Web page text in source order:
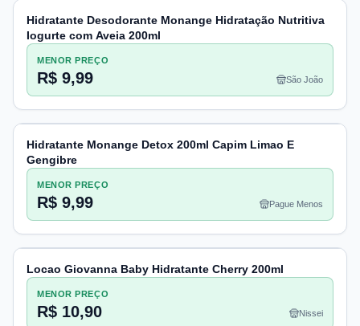
Hidratante Desodorante Monange Hidratação Nutritiva
Iogurte com Aveia 200ml
MENOR PREÇO
R$ 9,99 São João
Hidratante Monange Detox 200ml Capim Limao E
Gengibre
MENOR PREÇO
R$ 9,99 Pague Menos
Locao Giovanna Baby Hidratante Cherry 200ml
MENOR PREÇO
R$ 10,90 Nissei